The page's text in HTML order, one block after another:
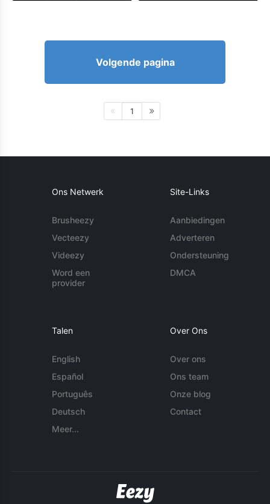
Volgende pagina
1
Ons Netwerk
Brusheezy
Vecteezy
Videezy
Word een
provider
Site-Links
Aanbiedingen
Adverteren
Ondersteuning
DMCA
Talen
English
Español
Português
Deutsch
Meer...
Over Ons
Over ons
Ons team
Onze blog
Contact